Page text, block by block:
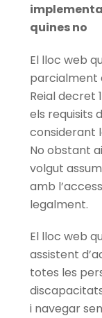
quines no
El lloc web
parcialment
Reial decret
els requisits
considerant
No obstant
volgut
amb
legalment.
El lloc web
assistent
totes les
i navegar